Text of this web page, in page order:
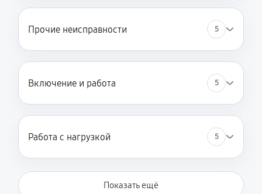
Прочие неисправности 5
Включение и работа 5
Работа с нагрузкой 5
Показать ещё